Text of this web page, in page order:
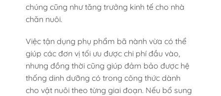
chúng cũng như tăng trưởng kinh tế cho nhà
chăn nuôi.
Việc tận dụng phụ phẩm bã nành vừa có thể
giúp các đơn vị tối ưu được chi phí đầu vào,
nhưng đồng thời cũng giúp đảm bảo được hệ
thống dinh dưỡng có trong công thức dành
cho vật nuôi theo từng giai đoạn. Nếu bổ sung